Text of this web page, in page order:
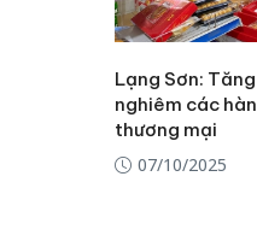
Lạng Sơn:
nghiêm các
thương mại
07/10/2025